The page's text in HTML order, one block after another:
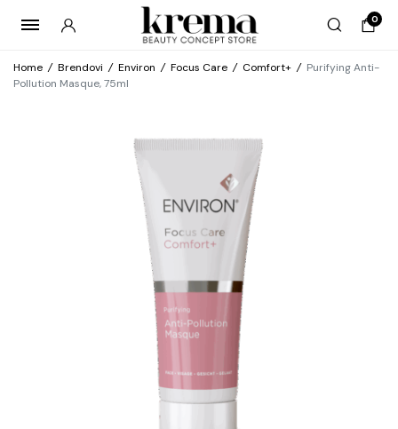
0
Home / Brendovi / Environ / Focus Care / Comfort+ / Purifying Anti-
Pollution Masque, 75ml